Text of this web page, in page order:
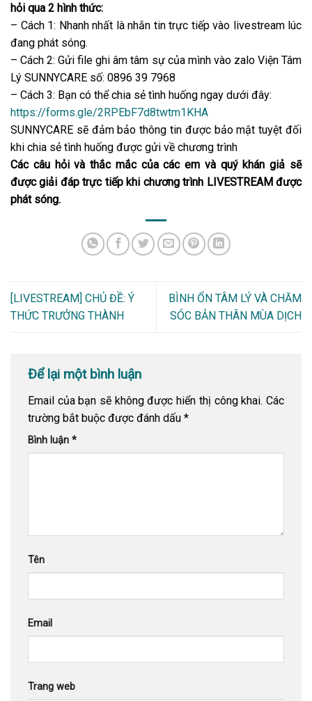
hỏi qua 2 hình thức:
– Cách 1: Nhanh nhất là nhắn tin trực tiếp vào livestream lúc
đang phát sóng.
– Cách 2: Gửi file ghi âm tâm sự của mình vào zalo Viện Tâm
Lý SUNNYCARE số: 0896 39 7968
– Cách 3: Bạn có thể chia sẻ tình huống ngay dưới đây:
https://forms.gle/2RPEbF7d8twtm1KHA
SUNNYCARE sẽ đảm bảo thông tin được bảo mật tuyệt đối
khi chia sẻ tình huống được gửi về chương trình
Các câu hỏi và thắc mắc của các em và quý khán giả sẽ
được giải đáp trực tiếp khi chương trình LIVESTREAM được
phát sóng.
[LIVESTREAM] CHỦ ĐỀ: Ý
THỨC TRƯỞNG THÀNH
BÌNH ỔN TÂM LÝ VÀ CHĂM
SÓC BẢN THÂN MÙA DỊCH
Để lại một bình luận
Email của bạn sẽ không được hiển thị công khai. Các
trường bắt buộc được đánh dấu *
Bình luận *
Tên
Email
Trang web